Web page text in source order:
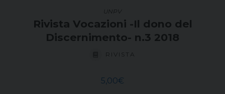
UNPV
Rivista Vocazioni -Il dono del
Discernimento- n.3 2018
RIVISTA
5,00€